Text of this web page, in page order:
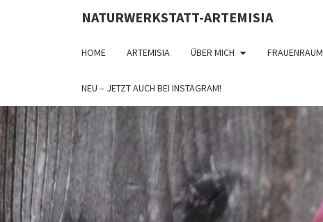
NATURWERKSTATT-ARTEMISIA
HOME ARTEMISIA ÜBER MICH FRAUENRAUM
NEU – JETZT AUCH BEI INSTAGRAM!